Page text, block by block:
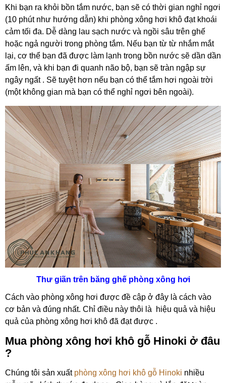
Khi bạn ra khỏi bồn tắm nước, bạn sẽ có thời gian nghỉ ngơi
(10 phút như hướng dẫn) khi phòng xông hơi khô đạt khoái
cảm tối đa. Dễ dàng lau sạch nước và ngồi sâu trên ghế
hoặc ngả người trong phòng tắm. Nếu bạn từ từ nhắm mắt
lại, cơ thể bạn đã được làm lạnh trong bồn nước sẽ dần dần
ấm lên, và khi bạn đi quanh não bộ, bạn sẽ tràn ngập sự
ngây ngất . Sẽ tuyệt hơn nếu bạn có thể tắm hơi ngoài trời
(một không gian mà bạn có thể nghỉ ngơi bên ngoài).
Thư giãn trên băng ghế phòng xông hơi
Cách vào phòng xông hơi được đề cập ở đây là cách vào
cơ bản và đúng nhất. Chỉ điều này thôi là hiệu quả và hiệu
quả của phòng xông hơi khô đã đạt được .
Mua phòng xông hơi khô gỗ Hinoki ở đâu
?
Chúng tôi sản xuất phòng xông hơi khô gỗ Hinoki nhiều